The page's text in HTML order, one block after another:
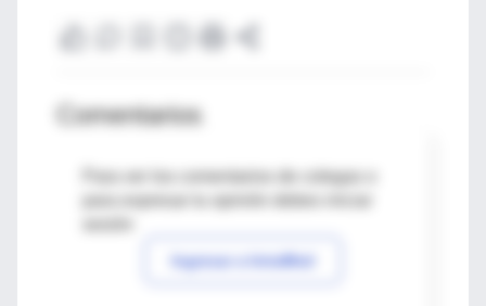
Comentarios
Para ver los comentarios de colegas o
Ingresar a IntraMed